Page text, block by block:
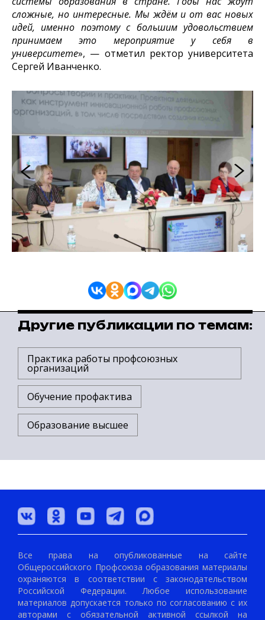
сложные, но интересные. Мы ждём и от вас новых
идей, именно поэтому с большим удовольствием
принимаем это мероприятие у себя в
университете», — отметил ректор университета
Сергей Иванченко.
Другие публикации по темам:
Практика работы профсоюзных
организаций
Обучение профактива
Образование высшее
Все права на опубликованные на сайте
Общероссийского Профсоюза образования материалы
охраняются в соответствии с законодательством
Российской Федерации. Любое использование
материалов допускается только по согласованию с их
авторами с обязательной активной ссылкой на